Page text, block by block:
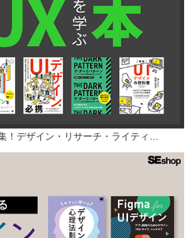
！デザイン・リサーチ・ライティ…